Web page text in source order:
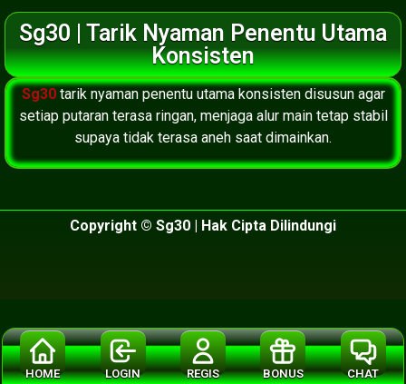
Sg30 | Tarik Nyaman Penentu Utama
Konsisten
Sg30 tarik nyaman penentu utama konsisten disusun agar
setiap putaran terasa ringan, menjaga alur main tetap stabil
supaya tidak terasa aneh saat dimainkan.
Copyright © Sg30 | Hak Cipta Dilindungi
HOME LOGIN REGIS BONUS CHAT